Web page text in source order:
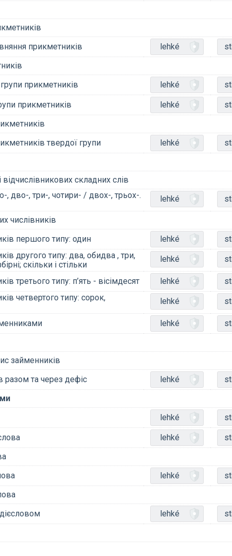
прикметників
lehké
прикметників
lehké
прикметників lehké
твердої групи
lehké
складних слів
дво-, три-, чотири- / двох-, трьох-.
lehké
числівників
першого типу: один
lehké
другого типу: два, обидва , три,
скільки і стільки
lehké
третього типу: п’ять - вісімдесят lehké
четвертого типу: сорок,
lehké
lehké
займенників
разом та через дефіс
lehké
lehké
lehké
lehké
lehké